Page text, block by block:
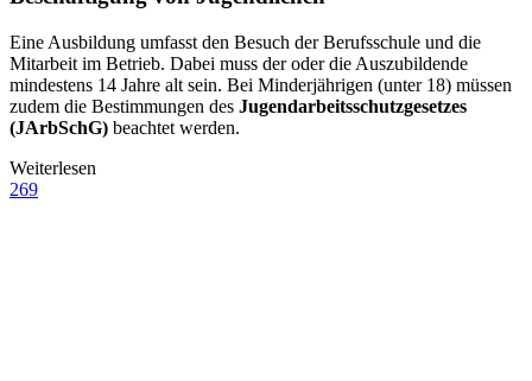
Eine Ausbildung umfasst den Besuch der Berufsschule und die
Mitarbeit im Betrieb. Dabei muss der oder die Auszubildende
mindestens 14 Jahre alt sein. Bei Minderjährigen (unter 18) müssen
zudem die Bestimmungen des Jugendarbeitsschutzgesetzes
(JArbSchG) beachtet werden.
Weiterlesen
269